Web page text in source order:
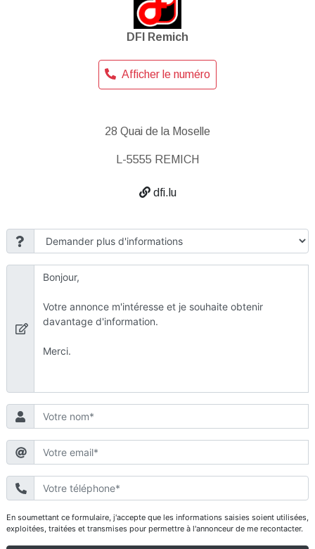
DFI Remich
Afficher le numéro
28 Quai de la Moselle
L-5555 REMICH
dfi.lu